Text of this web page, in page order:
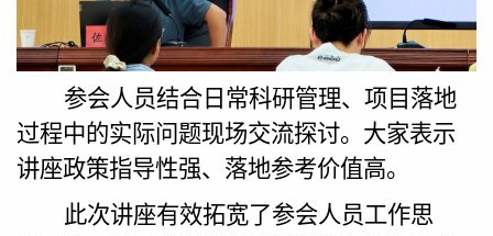
参会人员结合日常科研管理、项目落地
过程中的实际问题现场交流探讨。大家表示
讲座政策指导性强、落地参考价值高。
此次讲座有效拓宽了参会人员工作思